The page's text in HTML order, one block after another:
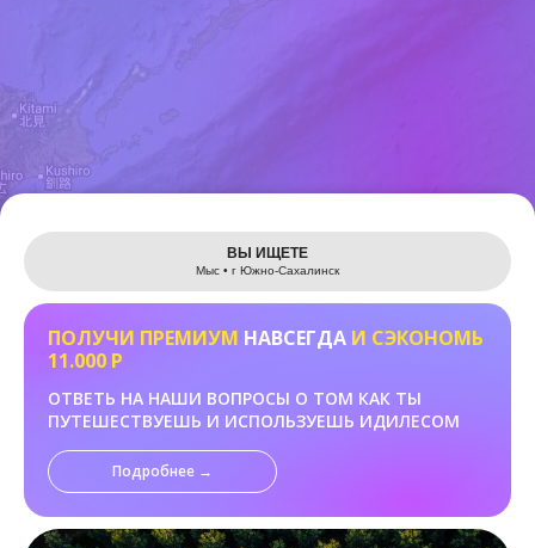
Leaflet
ВЫ ИЩЕТЕ
Мыс • г Южно-Сахалинск
ПОЛУЧИ ПРЕМИУМ НАВСЕГДА И СЭКОНОМЬ
11.000 Р
ОТВЕТЬ НА НАШИ ВОПРОСЫ О ТОМ КАК ТЫ
ПУТЕШЕСТВУЕШЬ И ИСПОЛЬЗУЕШЬ ИДИЛЕСОМ
Подробнее →